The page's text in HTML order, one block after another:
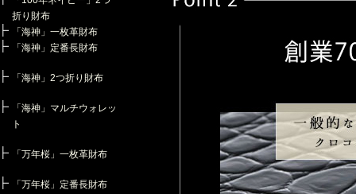
折り財布
「海神」一枚革財布
「海神」定番長財布
「海神」2つ折り財布
「海神」マルチウォレッ
ト
「万年桜」一枚革財布
「万年桜」定番長財布